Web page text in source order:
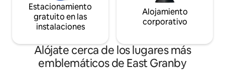
Estacionamiento
gratuito en las
instalaciones
Alojamiento
corporativo
Alójate cerca de los lugares más
emblemáticos de East Granby